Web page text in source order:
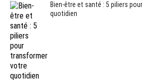
Bien-être et santé : 5 piliers
quotidien